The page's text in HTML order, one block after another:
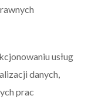
usług
danych,
prac